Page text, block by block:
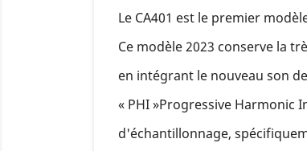
Le CA401 est le premier
Ce modèle 2023 conserve la
en intégrant le nouveau son
« PHI »Progressive Harmonic
d'échantillonnage,